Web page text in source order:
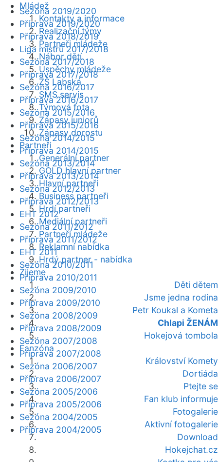
Mládež
Kontakty a informace
Realizační týmy
Partneři mládeže
Nábor dětí
Úspěchy mládeže
ZŠ Labská
SMS servis
Týmová fota
Zápasy juniorů
Zápasy dorostu
Partneři
Generální partner
GOLD hlavní partner
Hlavní partneři
Business partneři
Hrdí partneři
Mediální partneři
Partneři mládeže
Reklamní nabídka
Hrdý partner - nabídka
Žijeme
Děti dětem
Jsme jedna rodina
Petr Koukal a Kometa
Chlapi ŽENÁM
Hokejová tombola
Fanzóna
Království Komety
Dortiáda
Ptejte se
Fan klub informuje
Fotogalerie
Aktivní fotogalerie
Download
Hokejchat.cz
Sezóna 2019/2020
Příprava 2019/2020
Příprava 2018/2019
Liga mistrů 2017/2018
Sezóna 2017/2018
Příprava 2017/2018
Sezóna 2016/2017
Příprava 2016/2017
Sezóna 2015/2016
Příprava 2015/2016
Sezóna 2014/2015
Příprava 2014/2015
Sezóna 2013/2014
Příprava 2013/2014
Sezóna 2012/2013
Příprava 2012/2013
EHT 2012
Sezóna 2011/2012
Příprava 2011/2012
EHT 2011
Sezóna 2010/2011
Příprava 2010/2011
Sezóna 2009/2010
Příprava 2009/2010
Sezóna 2008/2009
Příprava 2008/2009
Sezóna 2007/2008
Příprava 2007/2008
Sezóna 2006/2007
Příprava 2006/2007
Sezóna 2005/2006
Příprava 2005/2006
Sezóna 2004/2005
Příprava 2004/2005